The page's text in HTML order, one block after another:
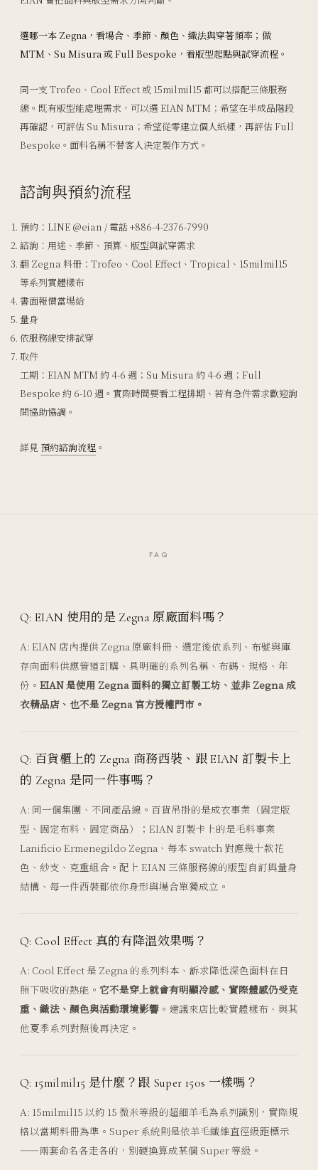
選哪一本 Zegna，看場合、季節、顏色、織法與穿著頻率；做
MTM、Su Misura 或 Full Bespoke，看版型起點與試穿流程。
同一支 Trofeo、Cool Effect 或 15milmil15 都可以搭配三條服務
線。既有版型能處理需求，可以選 EIAN MTM；希望在半成品階段
再確認，可評估 Su Misura；希望從零建立個人紙樣，再評估 Full
Bespoke。面料名稱不替客人決定製作方式。
諮詢與預約流程
預約：LINE @eian / 電話 +886-4-2376-7990
諮詢：用途、季節、預算、版型與試穿需求
翻 Zegna 料冊：Trofeo、Cool Effect、Tropical、15milmil15
等系列實體樣布
書面報價當場給
量身
依服務線安排試穿
取件
工期：EIAN MTM 約 4-6 週；Su Misura 約 4-6 週；Full
Bespoke 約 6-10 週。實際時間要看工程排期、若有急件需求歡迎詢
問協助協調。
詳見 預約諮詢流程 。
FAQ
Q: EIAN 使用的是 Zegna 原廠面料嗎？
A: EIAN 店內提供 Zegna 原廠料冊、選定後依系列、布號與庫
存向面料供應管道訂購、具明確的系列名稱、布碼、規格、年
份。 EIAN 是使用 Zegna 面料的獨立訂製工坊、並非 Zegna 成
衣精品店、也不是 Zegna 官方授權門市。
Q: 百貨櫃上的 Zegna 商務西裝、跟 EIAN 訂製卡上
的 Zegna 是同一件事嗎？
A: 同一個集團、不同產品線。百貨吊掛的是成衣事業（固定版
型、固定布料、固定商品）；EIAN 訂製卡上的是毛料事業
Lanificio Ermenegildo Zegna、每本 swatch 對應幾十款花
色、紗支、克重組合。配上 EIAN 三條服務線的版型自訂與量身
結構、每一件西裝都依你身形與場合單獨成立。
Q: Cool Effect 真的有降溫效果嗎？
A: Cool Effect 是 Zegna 的系列料本、訴求降低深色面料在日
照下吸收的熱能。 它不是穿上就會有明顯冷感、實際體感仍受克
重、織法、顏色與活動環境影響 。建議來店比較實體樣布、與其
他夏季系列對照後再決定。
Q: 15milmil15 是什麼？跟 Super 150s 一樣嗎？
A: 15milmil15 以約 15 微米等級的超細羊毛為系列識別，實際規
格以當期料冊為準。Super 系統則是依羊毛纖維直徑級距標示
——兩套命名各走各的，別硬換算成某個 Super 等級。